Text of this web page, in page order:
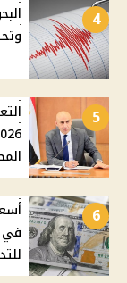
4
5
6
في